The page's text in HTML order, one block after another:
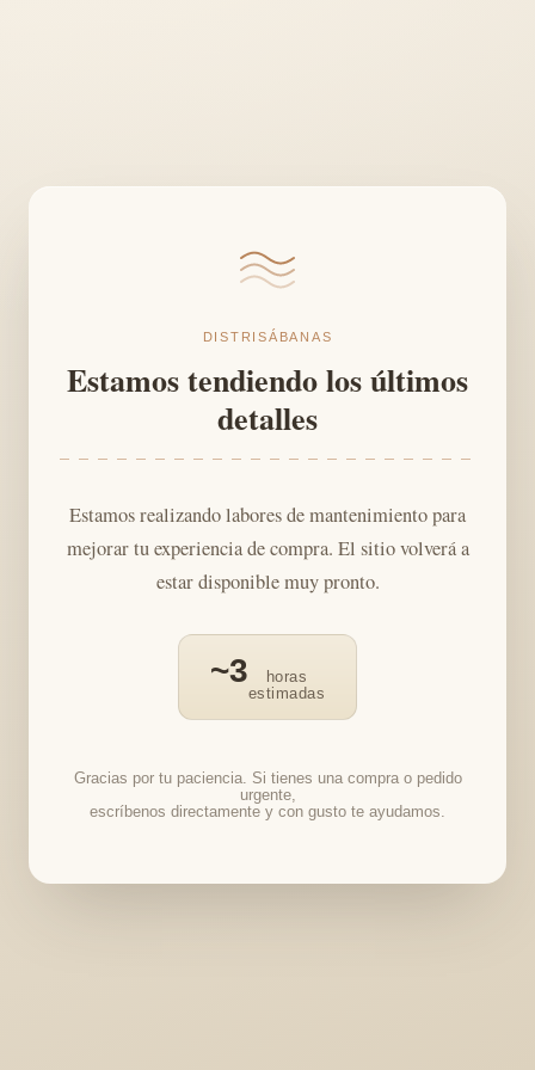
DISTRISÁBANAS
Estamos tendiendo los últimos
detalles
Estamos realizando labores de mantenimiento para
mejorar tu experiencia de compra. El sitio volverá a
estar disponible muy pronto.
~3
horas
estimadas
Gracias por tu paciencia. Si tienes una compra o pedido
urgente,
escríbenos directamente y con gusto te ayudamos.